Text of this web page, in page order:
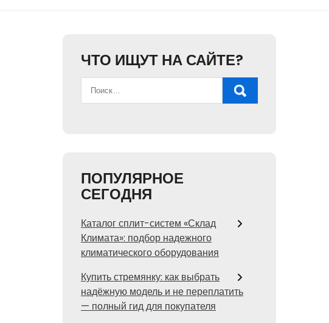
ЧТО ИЩУТ НА САЙТЕ?
ПОПУЛЯРНОЕ
СЕГОДНЯ
Каталог сплит-систем «Склад
Климата»: подбор надежного
климатического оборудования
Купить стремянку: как выбрать
надёжную модель и не переплатить
— полный гид для покупателя